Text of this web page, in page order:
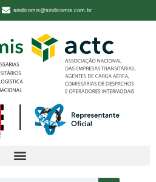
sindicomis@sindicomis.com.br